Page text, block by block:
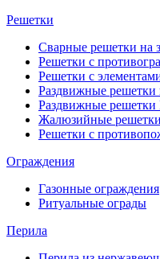
Решетки
Сварные решетки на
Решетки с
Решетки с
Раздвижные решетки
Раздвижные
Жалюзийные решетки
Решетки с
Ограждения
Газонные ограждения
Ритуальные ограды
Перила